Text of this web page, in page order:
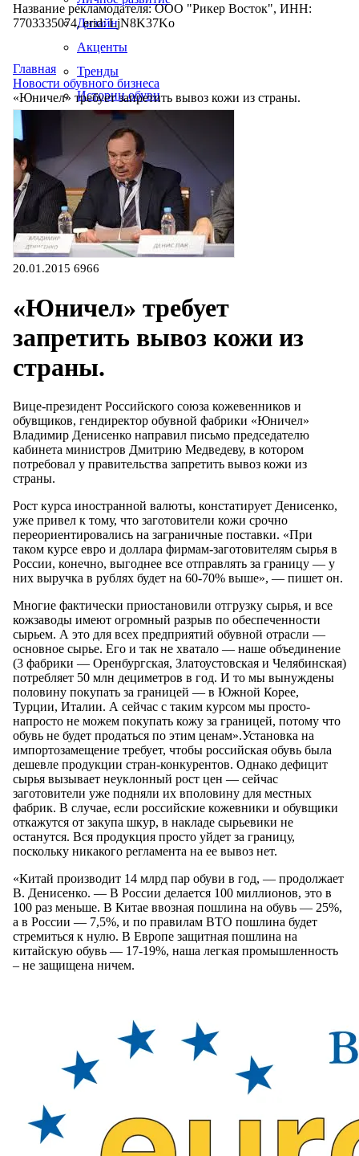
Дизайн
Акценты
Тренды
Истории обуви
Производство
Название рекламодателя: ООО "Рикер Восток", ИНН:
7703335074, erid: LjN8K37Ko
Главная
Новости обувного бизнеса
«Юничел» требует запретить вывоз кожи из страны.
20.01.2015 6966
«Юничел» требует
запретить вывоз кожи из
страны.
Вице-президент Российского союза кожевенников и
обувщиков, гендиректор обувной фабрики «Юничел»
Владимир Денисенко направил письмо председателю
кабинета министров Дмитрию Медведеву, в котором
потребовал у правительства запретить вывоз кожи из
страны.
Рост курса иностранной валюты, констатирует Денисенко,
уже привел к тому, что заготовители кожи срочно
переориентировались на заграничные поставки. «При
таком курсе евро и доллара фирмам-заготовителям сырья в
России, конечно, выгоднее все отправлять за границу — у
них выручка в рублях будет на 60-70% выше», — пишет он.
Многие фактически приостановили отгрузку сырья, и все
кожзаводы имеют огромный разрыв по обеспеченности
сырьем. А это для всех предприятий обувной отрасли —
основное сырье. Его и так не хватало — наше объединение
(3 фабрики — Оренбургская, Златоустовская и Челябинская)
потребляет 50 млн дециметров в год. И то мы вынуждены
половину покупать за границей — в Южной Корее,
Турции, Италии. А сейчас с таким курсом мы просто-
напросто не можем покупать кожу за границей, потому что
обувь не будет продаться по этим ценам».Установка на
импортозамещение требует, чтобы российская обувь была
дешевле продукции стран-конкурентов. Однако дефицит
сырья вызывает неуклонный рост цен — сейчас
заготовители уже подняли их вполовину для местных
фабрик. В случае, если российские кожевники и обувщики
откажутся от закупа шкур, в накладе сырьевики не
останутся. Вся продукция просто уйдет за границу,
поскольку никакого регламента на ее вывоз нет.
«Китай производит 14 млрд пар обуви в год, — продолжает
В. Денисенко. — В России делается 100 миллионов, это в
100 раз меньше. В Китае ввозная пошлина на обувь — 25%,
а в России — 7,5%, и по правилам ВТО пошлина будет
стремиться к нулю. В Европе защитная пошлина на
китайскую обувь — 17-19%, наша легкая промышленность
– не защищена ничем.